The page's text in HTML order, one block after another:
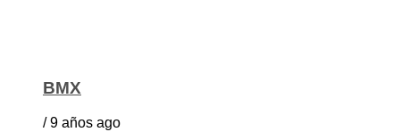
BMX
/ 9 años ago